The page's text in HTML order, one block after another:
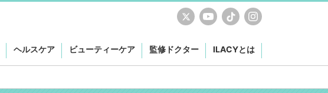
ヘルスケア ビューティーケア 監修ドクター ILACYとは